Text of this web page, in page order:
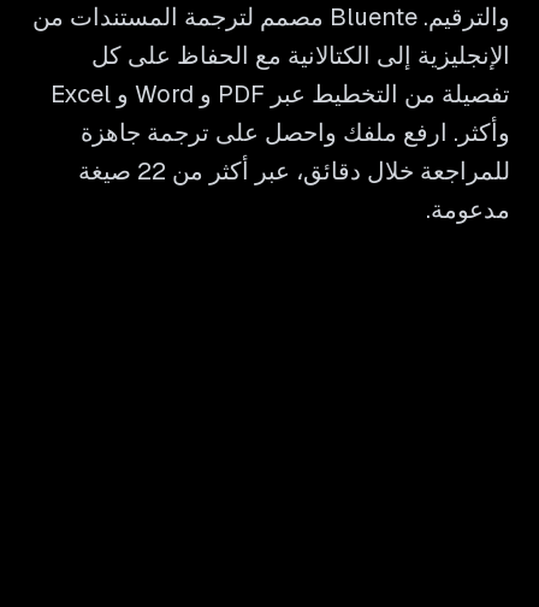
والترقيم. Bluente مصمم لترجمة المستندات من
الإنجليزية إلى الكتالانية مع الحفاظ على كل
تفصيلة من التخطيط عبر PDF و Word و Excel
وأكثر. ارفع ملفك واحصل على ترجمة جاهزة
للمراجعة خلال دقائق، عبر أكثر من 22 صيغة
مدعومة.